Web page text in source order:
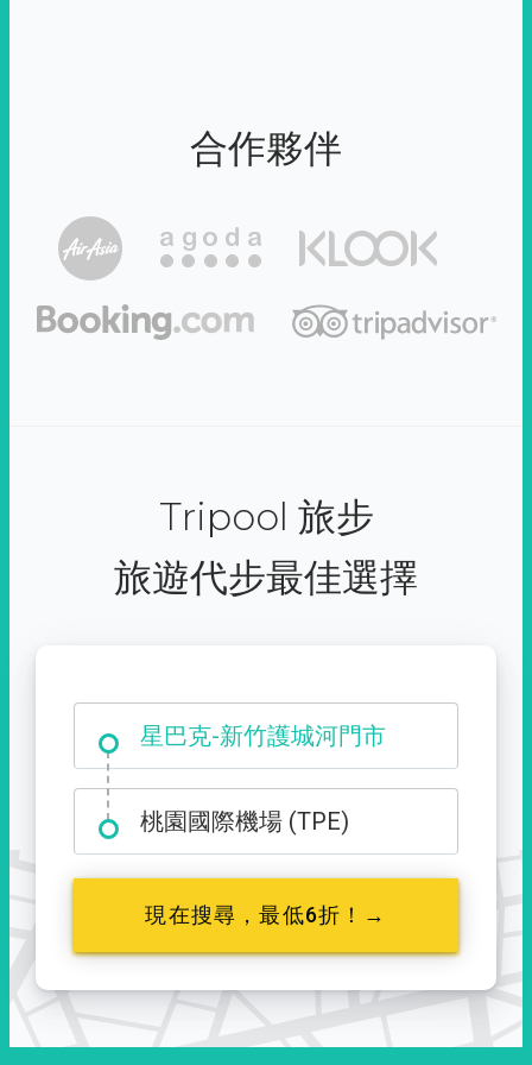
合作夥伴
Tripool 旅步
旅遊代步最佳選擇
星巴克-新竹護城河門市
大霸尖山登山口
桃園國際機場 (TPE)
現在搜尋，最低6折！→